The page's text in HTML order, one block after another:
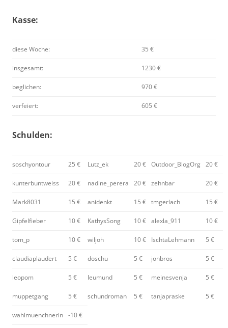
Kasse:
diese Woche: 35 €
insgesamt: 1230 €
beglichen: 970 €
verfeiert: 605 €
Schulden:
soschyontour 25 € Lutz_ek 20 € Outdoor_BlogOrg 20 €
kunterbuntweiss 20 € nadine_perera 20 € zehnbar 20 €
Mark8031 15 € anidenkt 15 € tmgerlach 15 €
Gipfelfieber 10 € KathysSong 10 € alexla_911 10 €
tom_p 10 € wiljoh 10 € IschtaLehmann 5 €
claudiaplaudert 5 € doschu 5 € jonbros 5 €
leopom 5 € leumund 5 € meinesvenja 5 €
muppetgang 5 € schundroman 5 € tanjapraske 5 €
wahlmuenchnerin -10 €